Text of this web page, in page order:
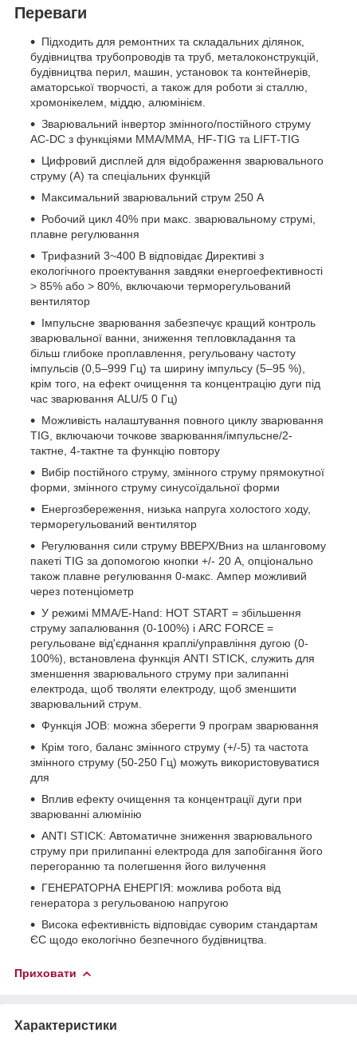
Переваги
Підходить для ремонтних та складальних ділянок,
будівництва трубопроводів та труб, металоконструкцій,
будівництва перил, машин, установок та контейнерів,
аматорської творчості, а також для роботи зі сталлю,
хромонікелем, міддю, алюмінієм.
Зварювальний інвертор змінного/постійного струму
AC-DC з функціями MMA/MMA, HF-TIG та LIFT-TIG
Цифровий дисплей для відображення зварювального
струму (А) та спеціальних функцій
Максимальний зварювальний струм 250 А
Робочий цикл 40% при макс. зварювальному струмі,
плавне регулювання
Трифазний 3~400 В відповідає Директиві з
екологічного проектування завдяки енергоефективності
> 85% або > 80%, включаючи терморегульований
вентилятор
Імпульсне зварювання забезпечує кращий контроль
зварювальної ванни, зниження тепловкладання та
більш глибоке проплавлення, регульовану частоту
імпульсів (0,5–999 Гц) та ширину імпульсу (5–95 %),
крім того, на ефект очищення та концентрацію дуги під
час зварювання ALU/5 0 Гц)
Можливість налаштування повного циклу зварювання
TIG, включаючи точкове зварювання/імпульсне/2-
тактне, 4-тактне та функцію повтору
Вибір постійного струму, змінного струму прямокутної
форми, змінного струму синусоїдальної форми
Енергозбереження, низька напруга холостого ходу,
терморегульований вентилятор
Регулювання сили струму ВВЕРХ/Вниз на шланговому
пакеті TIG за допомогою кнопки +/- 20 А, опціонально
також плавне регулювання 0-макс. Ампер можливий
через потенціометр
У режимі MMA/E-Hand: HOT START = збільшення
струму запалювання (0-100%) і ARC FORCE =
регульоване від'єднання краплі/управління дугою (0-
100%), встановлена ​​функція ANTI STICK, служить для
зменшення зварювального струму при залипанні
електрода, щоб тволяти електроду, щоб зменшити
зварювальний струм.
Функція JOB: можна зберегти 9 програм зварювання
Крім того, баланс змінного струму (+/-5) та частота
змінного струму (50-250 Гц) можуть використовуватися
для
Вплив ефекту очищення та концентрації дуги при
зварюванні алюмінію
ANTI STICK: Автоматичне зниження зварювального
струму при прилипанні електрода для запобігання його
перегоранню та полегшення його вилучення
ГЕНЕРАТОРНА ЕНЕРГІЯ: можлива робота від
генератора з регульованою напругою
Висока ефективність відповідає суворим стандартам
ЄС щодо екологічно безпечного будівництва.
Приховати
Характеристики